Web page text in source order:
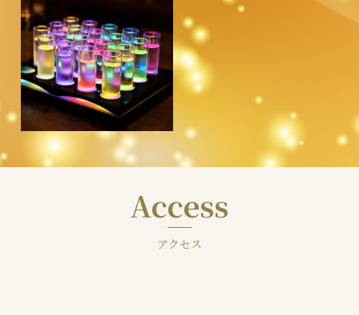
Access
アクセス